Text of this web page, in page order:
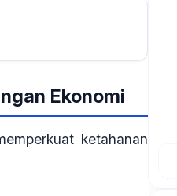
Ekonomi
ketahanan